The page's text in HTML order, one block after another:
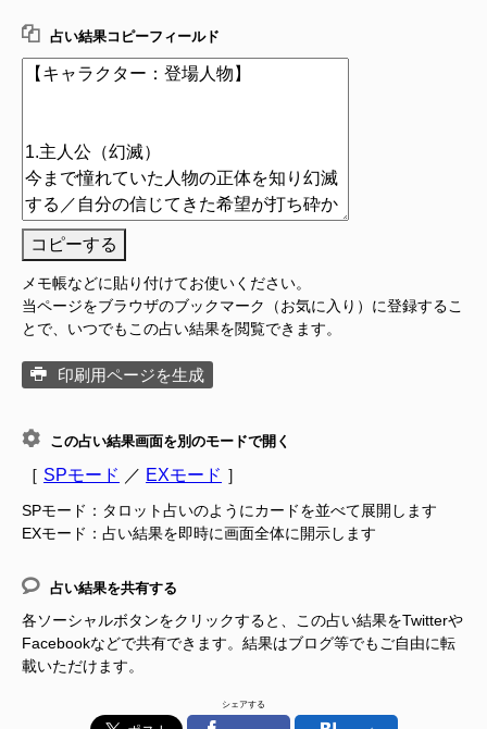
占い結果コピーフィールド
コピーする
メモ帳などに貼り付けてお使いください。
当ページをブラウザのブックマーク（お気に入り）に登録するこ
とで、いつでもこの占い結果を閲覧できます。
印刷用ページを生成
この占い結果画面を別のモードで開く
［ SPモード ／ EXモード ］
SPモード：タロット占いのようにカードを並べて展開します
EXモード：占い結果を即時に画面全体に開示します
占い結果を共有する
各ソーシャルボタンをクリックすると、この占い結果をTwitterや
Facebookなどで共有できます。結果はブログ等でもご自由に転
載いただけます。
シェアする